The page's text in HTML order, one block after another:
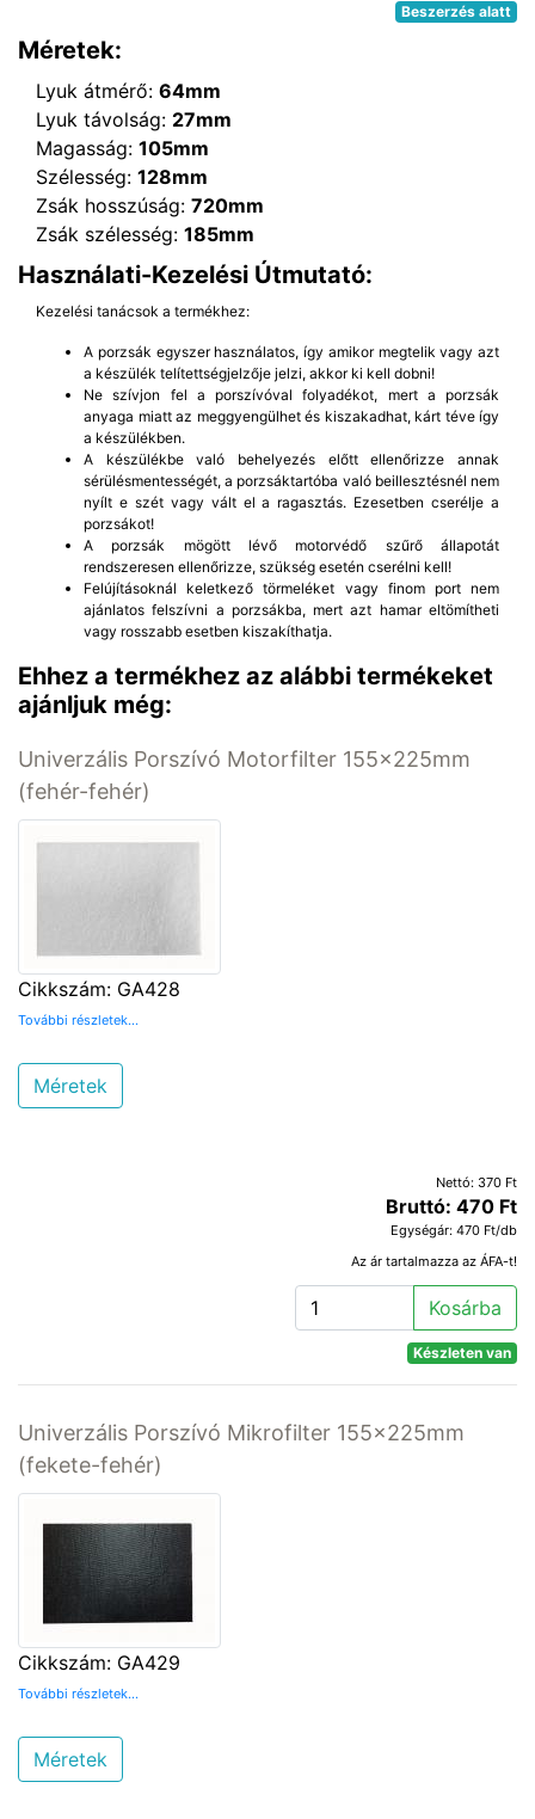
Beszerzés alatt
Méretek:
Lyuk átmérő: 64mm
Lyuk távolság: 27mm
Magasság: 105mm
Szélesség: 128mm
Zsák hosszúság: 720mm
Zsák szélesség: 185mm
Használati-Kezelési Útmutató:
Kezelési tanácsok a termékhez:
A porzsák egyszer használatos, így amikor megtelik vagy azt
a készülék telítettségjelzője jelzi, akkor ki kell dobni!
Ne szívjon fel a porszívóval folyadékot, mert a porzsák
anyaga miatt az meggyengülhet és kiszakadhat, kárt téve így
a készülékben.
A készülékbe való behelyezés előtt ellenőrizze annak
sérülésmentességét, a porzsáktartóba való beillesztésnél nem
nyílt e szét vagy vált el a ragasztás. Ezesetben cserélje a
porzsákot!
A porzsák mögött lévő motorvédő szűrő állapotát
rendszeresen ellenőrizze, szükség esetén cserélni kell!
Felújításoknál keletkező törmeléket vagy finom port nem
ajánlatos felszívni a porzsákba, mert azt hamar eltömítheti
vagy rosszabb esetben kiszakíthatja.
Ehhez a termékhez az alábbi termékeket
ajánljuk még:
Univerzális Porszívó Motorfilter 155x225mm
(fehér-fehér)
Cikkszám: GA428
További részletek...
Méretek
Nettó: 370 Ft
Bruttó: 470 Ft
Egységár: 470 Ft/db
Az ár tartalmazza az ÁFA-t!
Kosárba
Készleten van
Univerzális Porszívó Mikrofilter 155x225mm
(fekete-fehér)
Cikkszám: GA429
További részletek...
Méretek